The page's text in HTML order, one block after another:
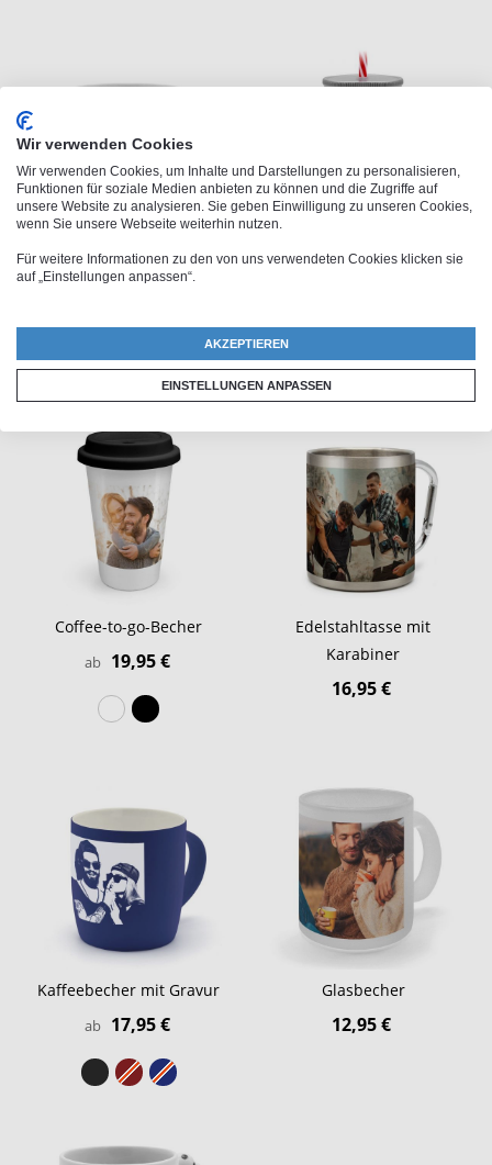
Initialen-Tasse Trinkglas mit Deckel
Coffee-to-go-Becher
ab 19,95 €
Edelstahltasse mit
Karabiner
16,95 €
Kaffeebecher mit Gravur
ab 17,95 €
Glasbecher
12,95 €
Wir verwenden Cookies
Wir verwenden Cookies, um Inhalte und Darstellungen zu personalisieren,
Funktionen für soziale Medien anbieten zu können und die Zugriffe auf
unsere Website zu analysieren. Sie geben Einwilligung zu unseren Cookies,
wenn Sie unsere Webseite weiterhin nutzen.
Für weitere Informationen zu den von uns verwendeten Cookies klicken sie
auf „Einstellungen anpassen“.
AKZEPTIEREN
EINSTELLUNGEN ANPASSEN